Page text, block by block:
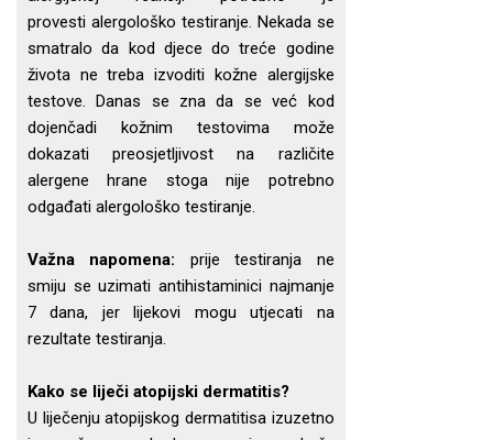
provesti alergološko testiranje. Nekada se
smatralo da kod djece do treće godine
života ne treba izvoditi kožne alergijske
testove. Danas se zna da se već kod
dojenčadi kožnim testovima može
dokazati preosjetljivost na različite
alergene hrane stoga nije potrebno
odgađati alergološko testiranje.
Važna napomena: prije testiranja ne
smiju se uzimati antihistaminici najmanje
7 dana, jer lijekovi mogu utjecati na
rezultate testiranja.
Kako se liječi atopijski dermatitis?
U liječenju atopijskog dermatitisa izuzetno